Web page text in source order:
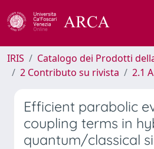
IRIS
Catalogo dei Prodotti
2 Contributo su rivista
2.1
Efficient parabolic
coupling terms in
quantum/classical